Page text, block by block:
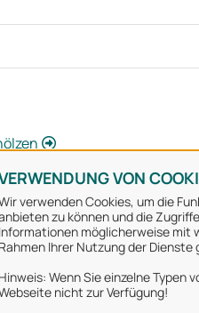
VON
verwenden Cookies, um die
zu können und die
Informationen möglicherweise mit
Rahmen Ihrer Nutzung der Dienste
Hinweis: Wenn Sie einzelne Typen
nicht zur Verfügung!
vorbehalten